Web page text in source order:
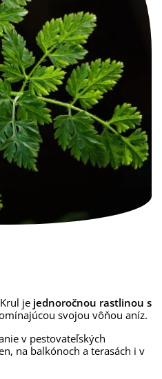
je jednoročnou rastlinou s
svojou vôňou aníz.
v pestovateľských
na balkónoch a terasách i v